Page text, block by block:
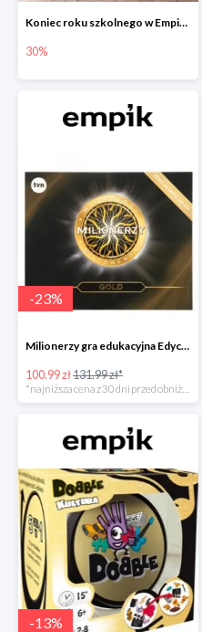
Koniec roku szkolnego w Empiku - prezenty dla dzieci i nauczycieli do -30%
30%
-23%
Milionerzy gra edukacyjna Edycja Gold w super cenie w Empiku Premium
100.99 zł131.99 zł*
*najniższa cena z 30 dni przed obniżką
-13%